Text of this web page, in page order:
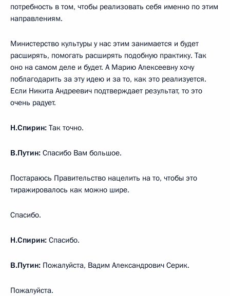
потребность в том, чтобы реализовать себя именно по этим
направлениям.
Министерство культуры у нас этим занимается и будет
расширять, помогать расширять подобную практику. Так
оно на самом деле и будет. А Марию Алексеевну хочу
поблагодарить за эту идею и за то, как это реализуется.
Если Никита Андреевич подтверждает результат, то это
очень радует.
Н.Спирин: Так точно.
В.Путин: Спасибо Вам большое.
Постараюсь Правительство нацелить на то, чтобы это
тиражировалось как можно шире.
Спасибо.
Н.Спирин: Спасибо.
В.Путин: Пожалуйста, Вадим Александрович Серик.
Пожалуйста.